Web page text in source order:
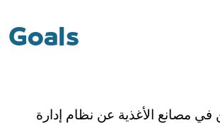
Goals
في مصانع الأغذية عن نظام إدارة